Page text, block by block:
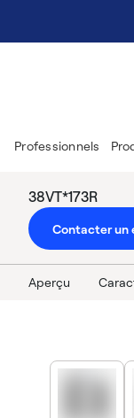
Professionnels
38VT*173R
Contacter un
Aperçu